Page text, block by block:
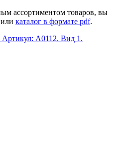
ассортиментом товаров, вы
или каталог в формате pdf.